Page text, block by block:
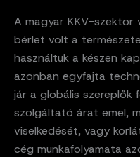
A magyar KKV-szektor
bérlet volt a
használtuk a készen
azonban egyfajta
jár a globális szereplők
szolgáltató árat emel,
viselkedését, vagy
cég munkafolyamata